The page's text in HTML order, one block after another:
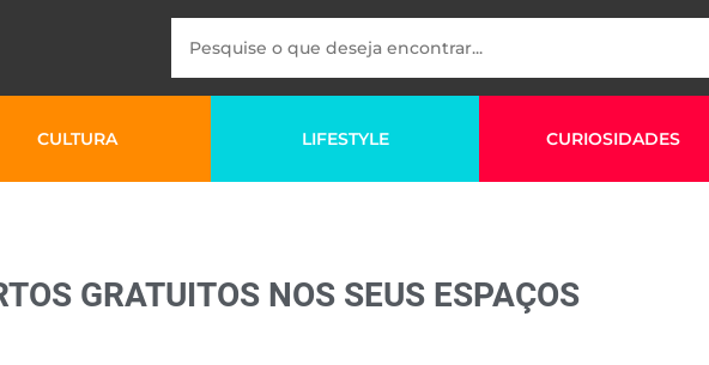
CULTURA LIFESTYLE CURIOSIDADES
GRATUITOS NOS SEUS ESPAÇOS